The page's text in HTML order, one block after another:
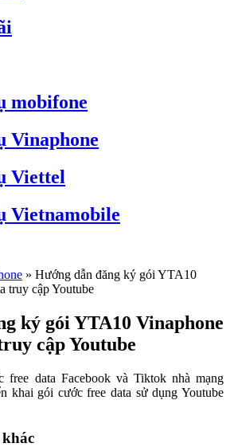
mobifone
Vinaphone
Viettel
Vietnamobile
» Hướng dẫn đăng ký gói YTA10
truy cập Youtube
ký gói YTA10 Vinaphone
cập Youtube
free data Facebook và Tiktok nhà mạng
khai gói cước free data sử dụng Youtube